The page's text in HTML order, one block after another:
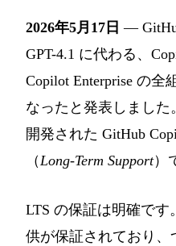
2026年5月17日 —
GPT-4.1 に代わる、
Copilot Enterprise の全
なったと発表しました
開発された GitHub
（Long-Term Support）
LTS の保証は明確です
供が保証されており、